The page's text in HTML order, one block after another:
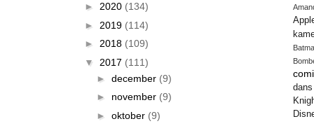
► 2020 (134)
► 2019 (114)
► 2018 (109)
▼ 2017 (111)
► december (9)
► november (9)
► oktober (9)
dans